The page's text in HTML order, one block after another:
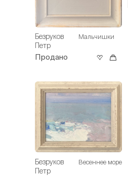
Безруков
Петр
Мальчишки
Продано
Безруков
Петр
Весеннее море